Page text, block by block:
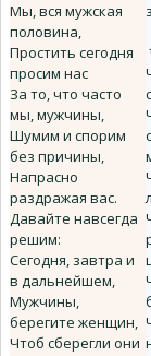
Мы, вся мужская
половина,
Простить сегодня
просим нас
За то, что часто
мы, мужчины,
Шумим и спорим
без причины,
Напрасно
раздражая вас.
Давайте навсегда
решим:
Сегодня, завтра и
в дальнейшем,
Мужчины,
берегите женщин,
Чтоб сберегли они